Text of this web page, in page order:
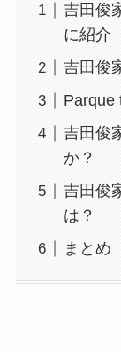
吉田俊
に紹介
吉田俊
Parque
吉田俊
か？
吉田俊
は？
まとめ